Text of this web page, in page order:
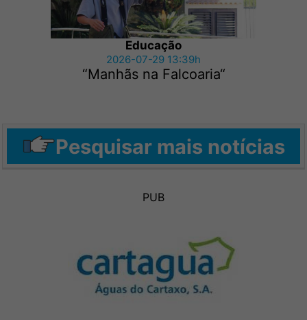
Educação
2026-07-29 13:39h
“Manhãs na Falcoaria“
Pesquisar mais notícias
PUB